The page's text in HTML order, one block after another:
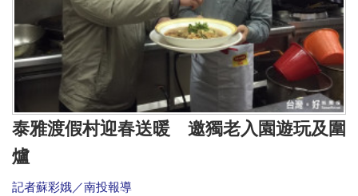
泰雅渡假村迎春送暖 邀獨老入園遊玩及圍
爐
記者蘇彩娥／南投報導